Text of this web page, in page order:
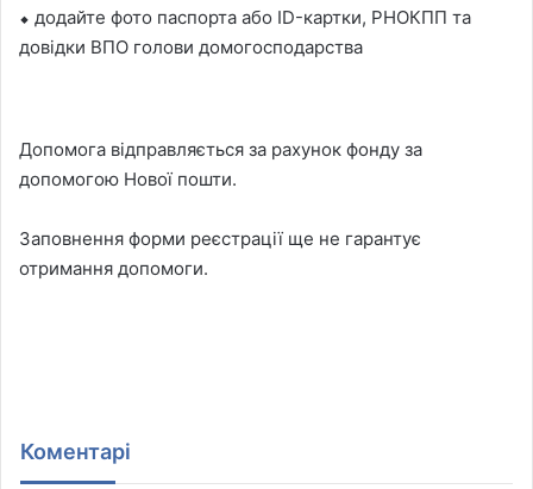
⬥ додайте фото паспорта або ID-картки, РНОКПП та
довідки ВПО голови домогосподарства
Допомога відправляється за рахунок фонду за
допомогою Нової пошти.
Заповнення форми реєстрації ще не гарантує
отримання допомоги.
Коментарі